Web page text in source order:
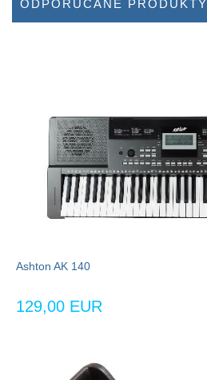
ODPORÚČANÉ PRODUKTY
Ashton AK 140
129,00 EUR